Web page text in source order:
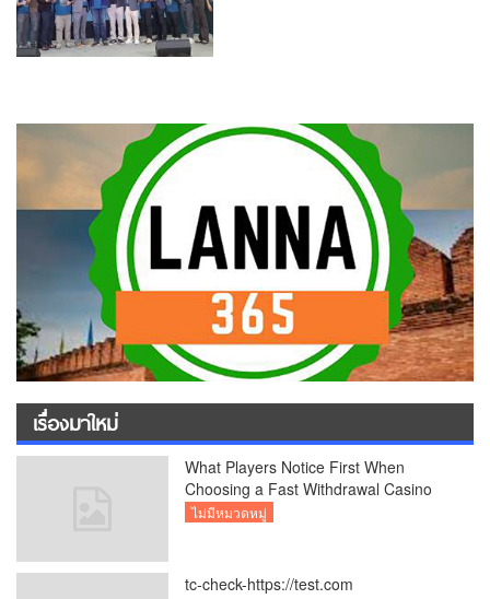
เรื่องมาใหม่
What Players Notice First When
Choosing a Fast Withdrawal Casino
UK
ไม่มีหมวดหมู่
tc-check-https://test.com